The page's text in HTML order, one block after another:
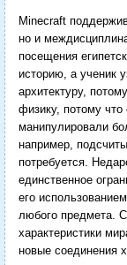
Minecraft
но и
посещения
историю, а ученик
архитектуру,
физику, потому что
манипулировали
например,
потребуется.
единственное
его
любого предмета.
характеристики
новые соединения